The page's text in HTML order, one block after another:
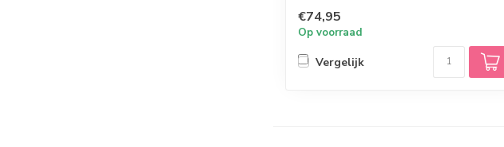
€74,95
Op voorraad
Vergelijk